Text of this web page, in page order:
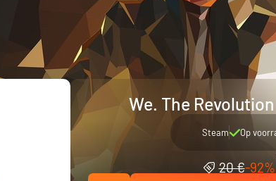
We. The
Steam Op
20 €-92%